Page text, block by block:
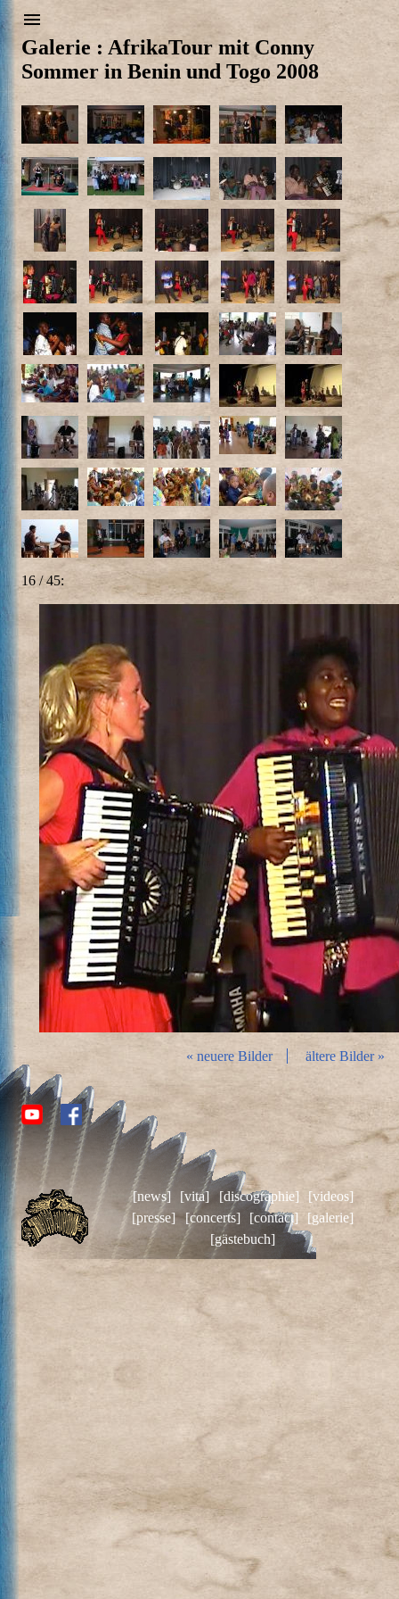
Galerie : AfrikaTour mit Conny
Sommer in Benin und Togo 2008
16 / 45:
« neuere Bilder ältere Bilder »
[news] [vita] [discographie]
[videos]
[presse]
[concerts] [contact]
[galerie]
[gästebuch]